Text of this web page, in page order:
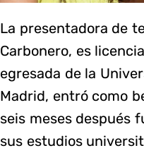
La presentadora de
Carbonero, es
egresada de la
Madrid, entró como
seis meses después
sus estudios